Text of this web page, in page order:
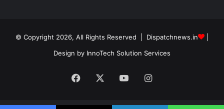
© Copyright 2026, All Rights Reserved | Dispatchnews.in
Design by InnoTech Solution Services
Facebook YouTubeInstagram